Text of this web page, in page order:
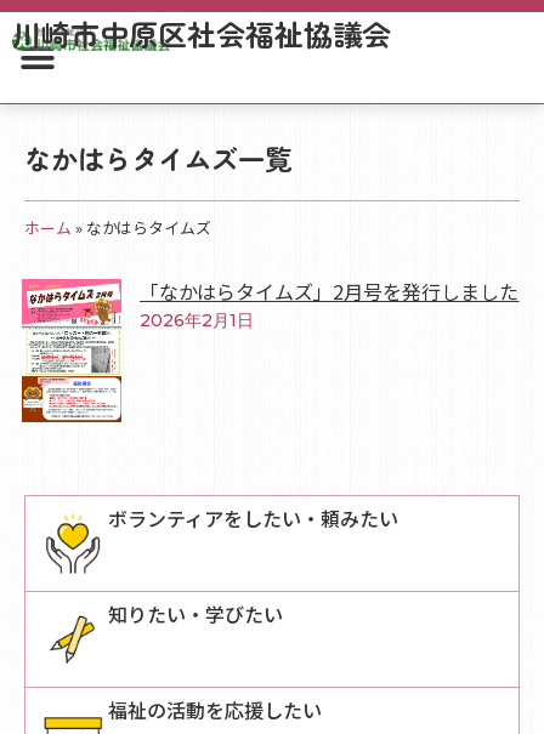
川崎市中原区社会福祉協議会
なかはらタイムズ一覧
ホーム » なかはらタイムズ
ボランティアをしたい・頼みたい
知りたい・学びたい
福祉の活動を応援したい
「なかはらタイムズ」2月号を発行しました
2026年2月1日